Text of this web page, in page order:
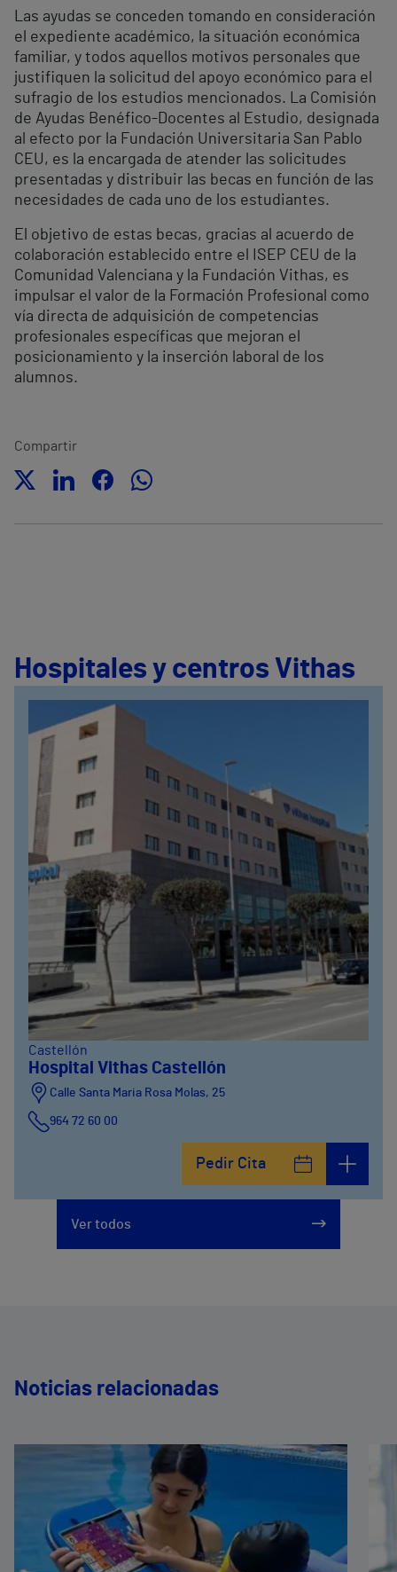
Las ayudas se conceden tomando en consideración
el expediente académico, la situación económica
familiar, y todos aquellos motivos personales que
justifiquen la solicitud del apoyo económico para el
sufragio de los estudios mencionados. La Comisión
de Ayudas Benéfico-Docentes al Estudio, designada
al efecto por la Fundación Universitaria San Pablo
CEU, es la encargada de atender las solicitudes
presentadas y distribuir las becas en función de las
necesidades de cada uno de los estudiantes.
El objetivo de estas becas, gracias al acuerdo de
colaboración establecido entre el ISEP CEU de la
Comunidad Valenciana y la Fundación Vithas, es
impulsar el valor de la Formación Profesional como
vía directa de adquisición de competencias
profesionales específicas que mejoran el
posicionamiento y la inserción laboral de los
alumnos.
Compartir
Hospitales y centros Vithas
Castellón
Hospital Vithas Castellón
Calle Santa Maria Rosa Molas, 25
964 72 60 00
Pedir Cita
Ver todos
Noticias relacionadas